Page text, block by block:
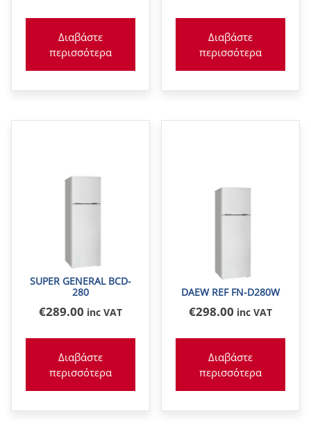
Διαβάστε
περισσότερα
Διαβάστε
περισσότερα
SUPER GENERAL BCD-
280
€289.00 inc VAT
Διαβάστε
περισσότερα
DAEW REF FN-D280W
€298.00 inc VAT
Διαβάστε
περισσότερα